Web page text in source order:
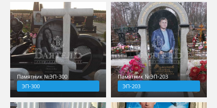
Памятник №ЭП-300
ЭП-300
Памятник №ЭП-203
ЭП-203